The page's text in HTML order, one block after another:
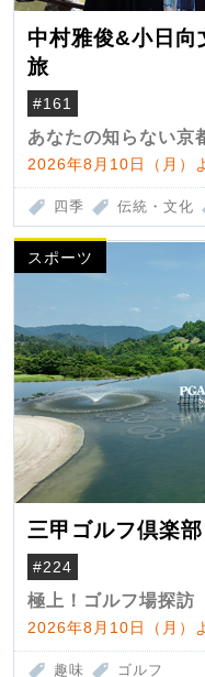
中村雅俊&小日
旅
#161
あなたの知らない京
2026年8月10日（月）
四季 伝統・文化
スポーツ
三甲ゴルフ倶楽
#224
極上！ゴルフ場探訪
2026年8月10日（月）
趣味 ゴルフ